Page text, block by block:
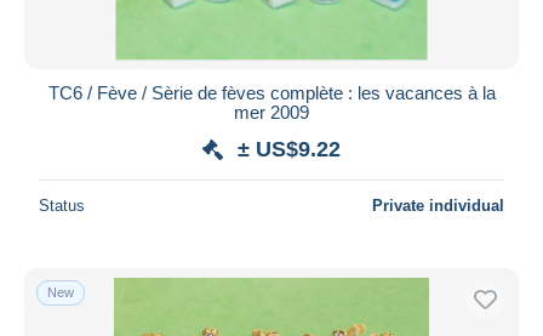
TC6 / Fève / Sèrie de fèves complète : les vacances à la
mer 2009
± US$9.22
Status Private individual
New